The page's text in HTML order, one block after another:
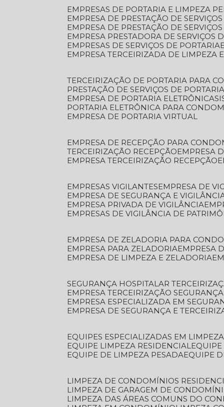
EMPRESAS DE PORTARIA E LIMPEZA
EMPRESA DE PRESTAÇÃO DE
EMPRESA DE PRESTAÇÃO DE
EMPRESA PRESTADORA DE SERVIÇOS
EMPRESAS DE SERVIÇOS DE PORTARIA
EMPRESA TERCEIRIZADA DE LIMPEZA
TERCEIRIZAÇÃO DE PORTARIA PARA
PRESTAÇÃO DE SERVIÇOS DE
EMPRESA DE PORTARIA ELETRÔNICA
PORTARIA ELETRÔNICA PARA
EMPRESA DE PORTARIA VIRTUAL
EMPRESA DE RECEPÇÃO PARA
TERCEIRIZAÇÃO RECEPÇÃO
EMPRESA
EMPRESA TERCEIRIZAÇÃO RECEPÇÃO
EMPRESAS VIGILANTES
EMPRESA DE
EMPRESA DE SEGURANÇA E
EMPRESA PRIVADA DE VIGILÂNCIA
EMPRESAS DE VIGILÂNCIA DE
EMPRESA DE ZELADORIA PARA
EMPRESA PARA ZELADORIA
EMPRESA
EMPRESA DE LIMPEZA E ZELADORIA
SEGURANÇA HOSPITALAR
EMPRESA TERCEIRIZAÇÃO
EMPRESA ESPECIALIZADA EM
EMPRESA DE SEGURANÇA E
EQUIPES ESPECIALIZADAS EM LIMPEZA
EQUIPE LIMPEZA RESIDENCIAL
EQUIPE DE LIMPEZA PESADA EQUIPE
LIMPEZA DE CONDOMÍNIOS
LIMPEZA DE GARAGEM DE
LIMPEZA DAS ÁREAS COMUNS DO